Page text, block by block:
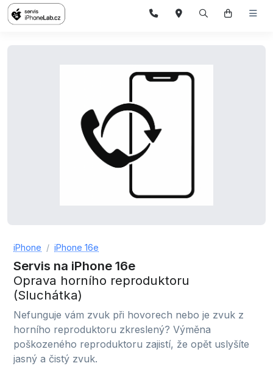
iPhone iPhone 16e
Servis na iPhone 16e
Oprava horního reproduktoru
(Sluchátka)
Nefunguje vám zvuk při hovorech nebo je zvuk z
horního reproduktoru zkreslený? Výměna
poškozeného reproduktoru zajistí, že opět uslyšíte
jasný a čistý zvuk.